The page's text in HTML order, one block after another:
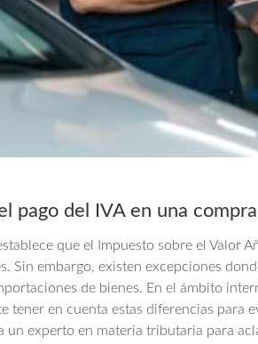
pago del IVA en una compra
que el Impuesto sobre el Valor
Sin embargo, existen excepciones
de bienes. En el ámbito
tener en cuenta estas diferencias para
un experto en materia tributaria para